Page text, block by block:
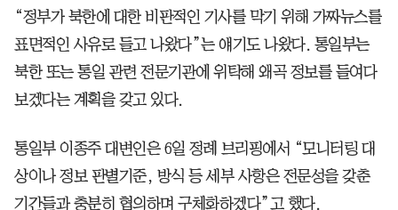
“정부가 북한에 대한 비판적인 기사를 막기 위해 가짜뉴스를
표면적인 사유로 들고 나왔다”는 얘기도 나왔다. 통일부는
북한 또는 통일 관련 전문기관에 위탁해 왜곡 정보를 들여다
보겠다는 계획을 갖고 있다.
통일부 이종주 대변인은 6일 정례 브리핑에서 “모니터링 대
상이나 정보 판별기준, 방식 등 세부 사항은 전문성을 갖춘
기간들과 충분히 협의하며 구체화하겠다”고 했다.